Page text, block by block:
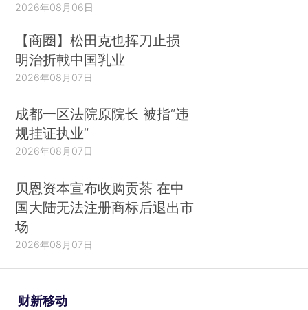
2026年08月06日
【商圈】松田克也挥刀止损
明治折戟中国乳业
2026年08月07日
成都一区法院原院长 被指“违
规挂证执业”
2026年08月07日
贝恩资本宣布收购贡茶 在中
国大陆无法注册商标后退出市
场
2026年08月07日
财新移动